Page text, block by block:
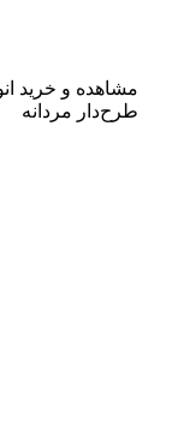
مشاهده و خرید
طرح‌دار مردانه